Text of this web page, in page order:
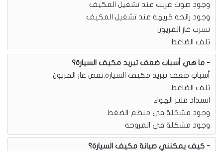
وجود صوت غريب عند تشغيل المكيف
وجود رائحة كريهة عند تشغيل المكيف
تسرب غاز الفريون
تلف الضاغط
ما هي أسباب ضعف تبريد مكيف السيارة؟
أسباب ضعف تبريد مكيف السيارة:نقص غاز الفريون
تلف الضاغط
انسداد فلتر الهواء
وجود مشكلة في منظم الضغط
وجود مشكلة في المروحة
كيف يمكنني صيانة مكيف السيارة؟